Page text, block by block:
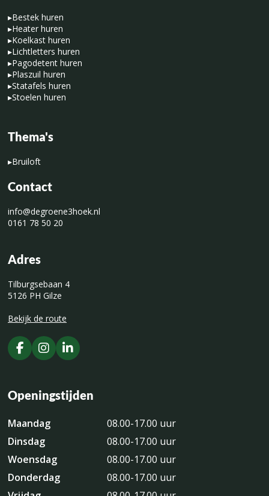
▸Bestek huren
▸Heater huren
▸Koelkast huren
▸Lichtletters huren
▸Pagodetent huren
▸Plaszuil huren
▸Statafels huren
▸Stoelen huren
Thema's
▸Bruiloft
Contact
info@degroene3hoek.nl
0161 78 50 20
Adres
Tilburgsebaan 4
5126 PH Gilze
Bekijk de route
Openingstijden
Maandag
08.00-17.00 uur
Dinsdag
08.00-17.00 uur
Woensdag
08.00-17.00 uur
Donderdag
08.00-17.00 uur